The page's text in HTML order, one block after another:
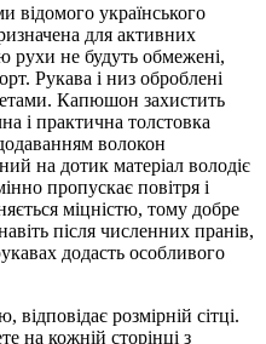
відомого українського
для активних
рухи не будуть обмежені,
Рукава і низ оброблені
Капюшон захистить
і практична толстовка
волокон
на дотик матеріал володіє
пропускає повітря і
міцністю, тому добре
після численних пранів,
додасть особливого
розмірній сітці.
на кожній сторінці з